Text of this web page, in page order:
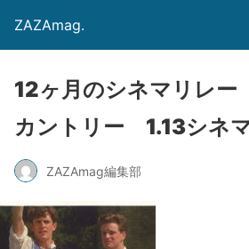
ZAZAmag.
12ヶ月のシネマリレ
カントリー 1.13シネ
ZAZAmag編集部